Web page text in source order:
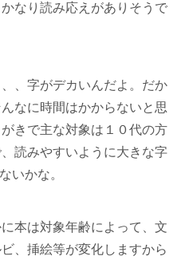
なり読み応えがありそうで
、字がデカいんだよ。だか
なに時間はかからないと思
きで主な対象は１０代の方
読みやすいように大きな字
いかな。
本は対象年齢によって、文
、挿絵等が変化しますから